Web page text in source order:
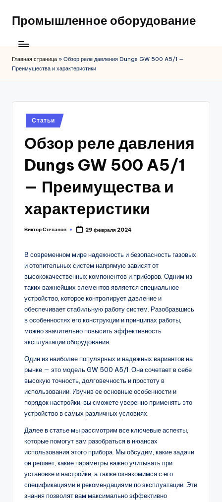
Промышленное оборудование
Главная страница » Обзор реле давления Dungs GW 500 A5/1 —
Преимущества и характеристики
Posted
in
Статьи
Обзор реле давления
Dungs GW 500 A5/1
— Преимущества и
характеристики
Posted
Виктор Степанов 29 февраля 2024
В современном мире надежность и безопасность газовых
и отопительных систем напрямую зависят от
высококачественных компонентов и приборов. Одним из
таких важнейших элементов является специальное
устройство, которое контролирует давление и
обеспечивает стабильную работу систем. Разобравшись
в особенностях его конструкции и принципах работы,
можно значительно повысить эффективность
эксплуатации оборудования.
Один из наиболее популярных и надежных вариантов на
рынке — это модель GW 500 A5/1. Она сочетает в себе
высокую точность, долговечность и простоту в
использовании. Изучив ее основные особенности и
порядок настройки, вы сможете уверенно применять это
устройство в самых различных условиях.
Далее в статье мы рассмотрим все ключевые аспекты,
которые помогут вам разобраться в нюансах
использования этого прибора. Мы обсудим, какие задачи
он решает, какие параметры важно учитывать при
установке и настройке, а также ознакомимся с его
спецификациями и рекомендациями по эксплуатации. Эти
знания позволят вам максимально эффективно